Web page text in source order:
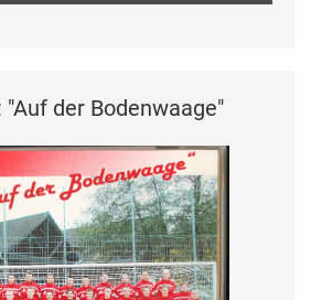
der Bodenwaage"